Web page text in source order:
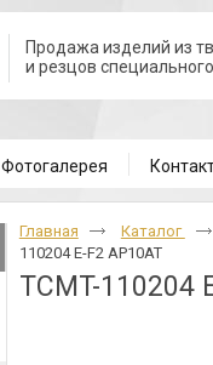
Продажа изделий из
и резцов
Фотогалерея
Главная
Каталог
110204 E-F2 AP10AT
TCMT-110204